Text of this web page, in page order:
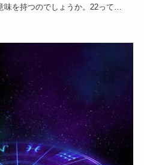
を持つのでしょうか。22ってな